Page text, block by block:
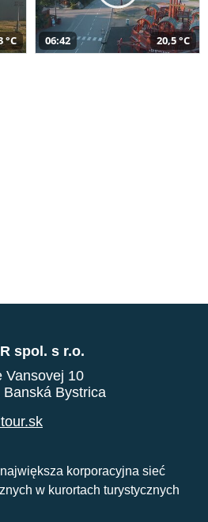
°C 06:42 20,5 °C
spol. s r.o.
Vansovej 10
Banská Bystrica
korporacyjna sieć
w kurortach turystycznych